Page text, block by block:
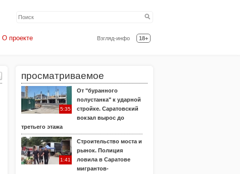
Взгляд-инфо 18+
О проекте
просматриваемое
5:35
От "буранного
полустанка" к ударной
стройке. Саратовский
вокзал вырос до
третьего этажа
1:41
Строительство моста и
рынок. Полиция
ловила в Саратове
мигрантов-